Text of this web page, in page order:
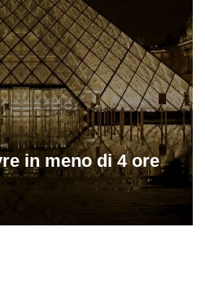
in meno di 4 ore